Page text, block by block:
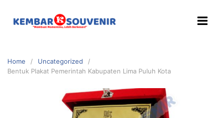
Home
Uncategorized
Bentuk Plakat Pemerintah Kabupaten Lima Puluh Kota